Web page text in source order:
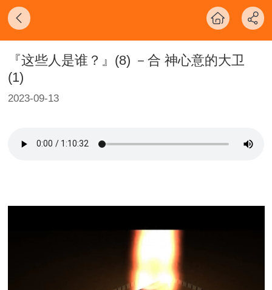
『这些人是谁？』(8) －合 神心意的大卫
(1)
2023-09-13